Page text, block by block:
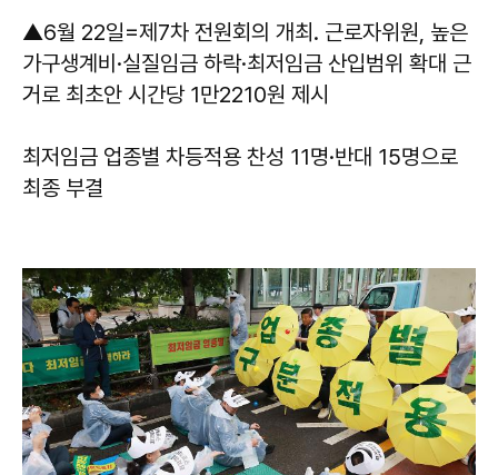
▲6월 22일=제7차 전원회의 개최. 근로자위원, 높은
가구생계비·실질임금 하락·최저임금 산입범위 확대 근
거로 최초안 시간당 1만2210원 제시
최저임금 업종별 차등적용 찬성 11명·반대 15명으로
최종 부결